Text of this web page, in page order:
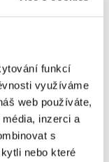
funkcí
využíváme
web používáte,
inzerci a
s
nebo které
o novele